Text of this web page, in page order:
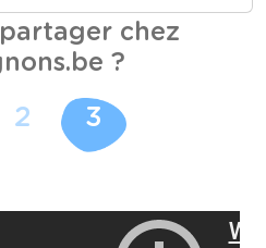
chez
?
2 3